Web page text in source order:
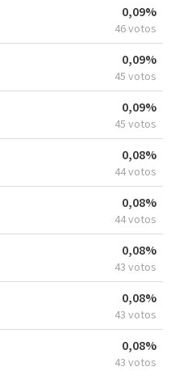
0,09%
46 votos
0,09%
45 votos
0,09%
45 votos
0,08%
44 votos
0,08%
44 votos
0,08%
43 votos
0,08%
43 votos
0,08%
43 votos